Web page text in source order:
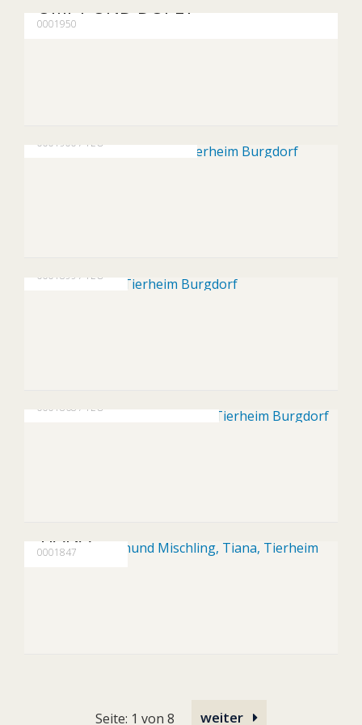
UMPY UND DOPEY
0001950
0001900 / TEO
0001899 / TEO
0001868 / TEO
TIANA
0001847
Seite: 1 von 8 weiter